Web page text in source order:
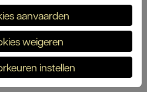
Wanja
aanvaarden
weigeren
instellen